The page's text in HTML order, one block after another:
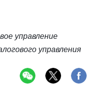
управление
управления